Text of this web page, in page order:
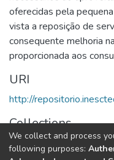
oferecidas pela
vista a reposição de
consequente melhoria
proporcionada aos
URI
http://
Collections
CPES - Other
We collect and process
following purposes: